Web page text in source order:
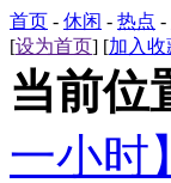
首页 - 休闲 - 热点 -
[设为首页] [加入收
当前位
一小时